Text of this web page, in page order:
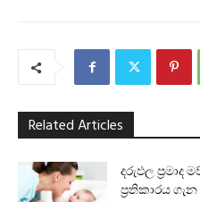
Related Articles
දරුඵල ප්‍රමාද
ප්‍රතිකාරය